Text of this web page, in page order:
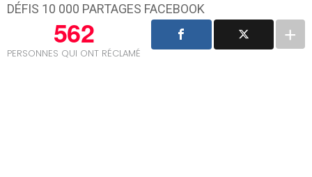
DÉFIS 10 000 PARTAGES FACEBOOK
562
PERSONNES QUI ONT RÉCLAMÉ